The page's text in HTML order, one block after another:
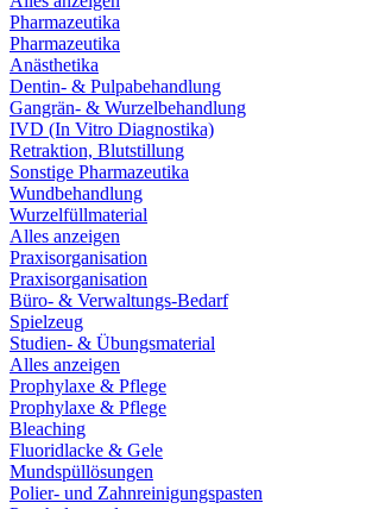
Pharmazeutika
Pharmazeutika
Anästhetika
Dentin- & Pulpabehandlung
Gangrän- & Wurzelbehandlung
IVD (In Vitro Diagnostika)
Retraktion, Blutstillung
Sonstige Pharmazeutika
Wundbehandlung
Wurzelfüllmaterial
Alles anzeigen
Praxisorganisation
Praxisorganisation
Büro- & Verwaltungs-Bedarf
Spielzeug
Studien- & Übungsmaterial
Alles anzeigen
Prophylaxe & Pflege
Prophylaxe & Pflege
Bleaching
Fluoridlacke & Gele
Mundspüllösungen
Polier- und Zahnreinigungspasten